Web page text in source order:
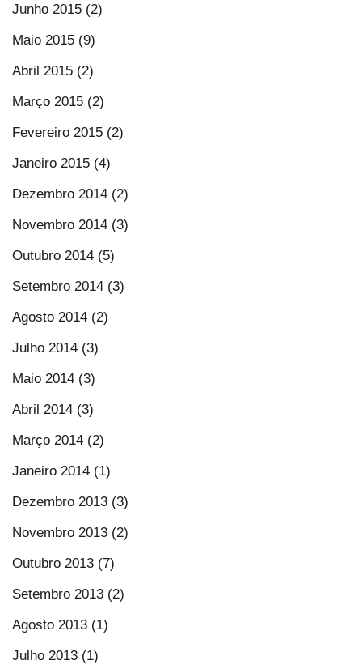
Junho 2015 (2)
Maio 2015 (9)
Abril 2015 (2)
Março 2015 (2)
Fevereiro 2015 (2)
Janeiro 2015 (4)
Dezembro 2014 (2)
Novembro 2014 (3)
Outubro 2014 (5)
Setembro 2014 (3)
Agosto 2014 (2)
Julho 2014 (3)
Maio 2014 (3)
Abril 2014 (3)
Março 2014 (2)
Janeiro 2014 (1)
Dezembro 2013 (3)
Novembro 2013 (2)
Outubro 2013 (7)
Setembro 2013 (2)
Agosto 2013 (1)
Julho 2013 (1)